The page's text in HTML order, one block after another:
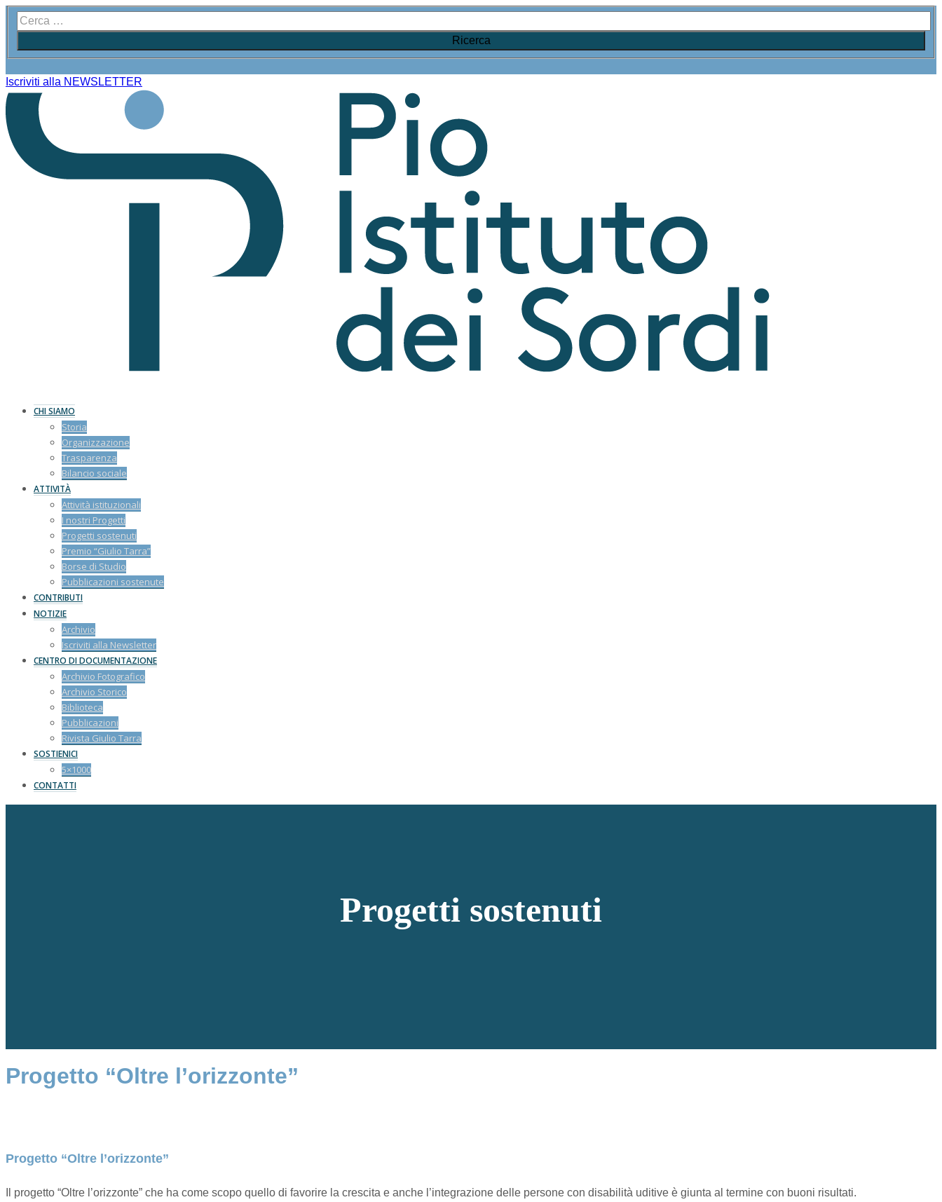
Iscriviti alla NEWSLETTER
CHI SIAMO
Storia
Organizzazione
Trasparenza
Bilancio sociale
ATTIVITÀ
Attività istituzionali
I nostri Progetti
Progetti sostenuti
Premio “Giulio Tarra”
Borse di Studio
Pubblicazioni sostenute
CONTRIBUTI
NOTIZIE
Archivio
Iscriviti alla Newsletter
CENTRO DI DOCUMENTAZIONE
Archivio Fotografico
Archivio Storico
Biblioteca
Pubblicazioni
Rivista Giulio Tarra
SOSTIENICI
5×1000
CONTATTI
Progetti sostenuti
Progetto “Oltre l’orizzonte”
Progetto “Oltre l’orizzonte”
Il progetto “Oltre l’orizzonte” che ha come scopo quello di favorire la crescita e anche l’integrazione delle persone con disabilità uditive è giunta al termine con buoni risultati.